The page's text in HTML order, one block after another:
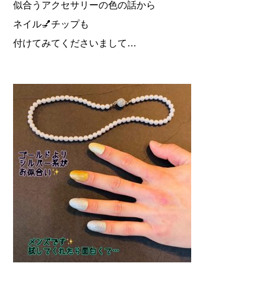
似合うアクセサリーの色の話から
ネイル💅チップも
付けてみてくださいまして…